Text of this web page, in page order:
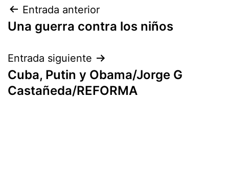
Navegación
de
entradas
Entrada anterior
Una guerra contra los niños
Entrada siguiente
Cuba, Putin y Obama/Jorge G
Castañeda/REFORMA